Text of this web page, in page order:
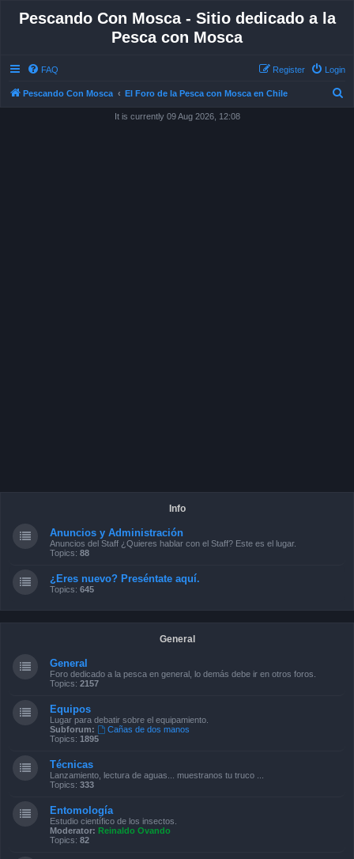
Pescando Con Mosca - Sitio dedicado a la
Pesca con Mosca
FAQ Login
Register
Pescando Con Mosca El Foro de la Pesca con Mosca en Chile
It is currently 09 Aug 2026, 12:08
Info
Anuncios y Administración
Anuncios del Staff ¿Quieres hablar con el Staff? Este es el lugar.
Topics: 88
¿Eres nuevo? Preséntate aquí.
Topics: 645
General
General
Foro dedicado a la pesca en general, lo demás debe ir en otros foros.
Topics: 2157
Equipos
Lugar para debatir sobre el equipamiento.
Subforum:
Cañas de dos manos
Topics: 1895
Técnicas
Lanzamiento, lectura de aguas... muestranos tu truco ...
Topics: 333
Entomología
Estudio científico de los insectos.
Moderator: Reinaldo Ovando
Topics: 82